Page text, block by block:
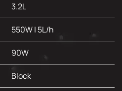
3.2L
550W | 5L/h
90W
Block